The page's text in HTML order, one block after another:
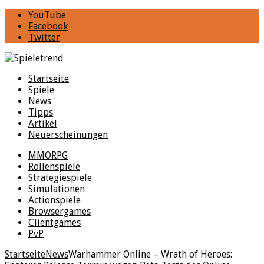
YouTube
Facebook
Twitter
Startseite
Spiele
News
Tipps
Artikel
Neuerscheinungen
MMORPG
Rollenspiele
Strategiespiele
Simulationen
Actionspiele
Browsergames
Clientgames
PvP
StartseiteNewsWarhammer Online – Wrath of Heroes: